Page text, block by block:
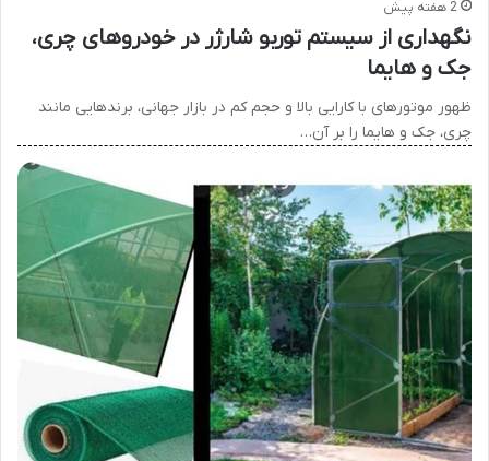
2 هفته پیش
نگهداری از سیستم توربو شارژر در خودروهای چری،
جک و هایما
ظهور موتورهای با کارایی بالا و حجم کم در بازار جهانی، برندهایی مانند
چری، جک و هایما را بر آن…